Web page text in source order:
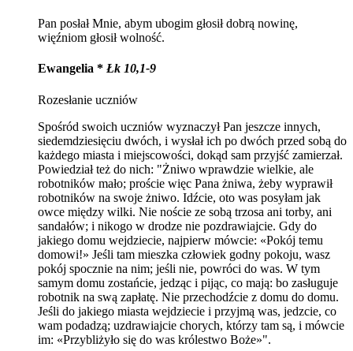
Pan posłał Mnie, abym ubogim głosił dobrą nowinę,
więźniom głosił wolność.
Ewangelia * Łk 10,1-9
Rozesłanie uczniów
Spośród swoich uczniów wyznaczył Pan jeszcze innych,
siedemdziesięciu dwóch, i wysłał ich po dwóch przed sobą do
każdego miasta i miejscowości, dokąd sam przyjść zamierzał.
Powiedział też do nich: "Żniwo wprawdzie wielkie, ale
robotników mało; proście więc Pana żniwa, żeby wyprawił
robotników na swoje żniwo. Idźcie, oto was posyłam jak
owce między wilki. Nie noście ze sobą trzosa ani torby, ani
sandałów; i nikogo w drodze nie pozdrawiajcie. Gdy do
jakiego domu wejdziecie, najpierw mówcie: «Pokój temu
domowi!» Jeśli tam mieszka człowiek godny pokoju, wasz
pokój spocznie na nim; jeśli nie, powróci do was. W tym
samym domu zostańcie, jedząc i pijąc, co mają: bo zasługuje
robotnik na swą zapłatę. Nie przechodźcie z domu do domu.
Jeśli do jakiego miasta wejdziecie i przyjmą was, jedzcie, co
wam podadzą; uzdrawiajcie chorych, którzy tam są, i mówcie
im: «Przybliżyło się do was królestwo Boże»".